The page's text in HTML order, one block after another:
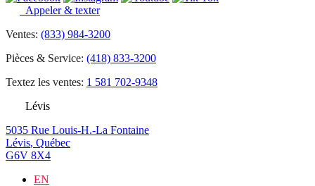
Appeler & texter
Ventes: (833) 984-3200
Pièces & Service: (418) 833-3200
Textez les ventes: 1 581 702-9348
Lévis
5035 Rue Louis-H.-La Fontaine
Lévis, Québec
G6V 8X4
EN